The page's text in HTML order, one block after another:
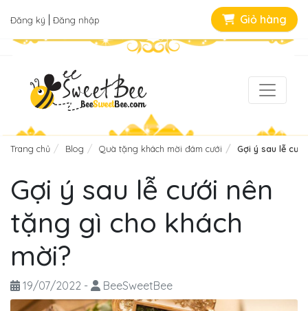
Đăng ký Đăng nhập Giỏ hàng
Trang chủ Blog Quà tặng khách mời đám cưới Gợi ý sau lễ
Gợi ý sau lễ cưới nên
tặng gì cho khách
mời?
19/07/2022 - BeeSweetBee